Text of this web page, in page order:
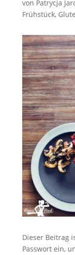
von Patrycja
Frühstück,
Dieser Beitrag
Passwort ein,